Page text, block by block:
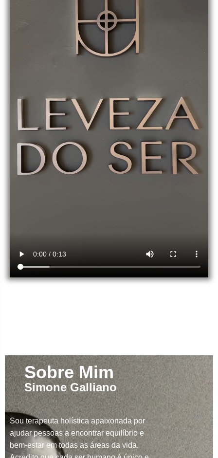
Sobre Mim
Simone Galliano
Sou terapeuta holística apaixonada por
ajudar pessoas a encontrar equilíbrio e
bem-estar em todas as áreas da vida.